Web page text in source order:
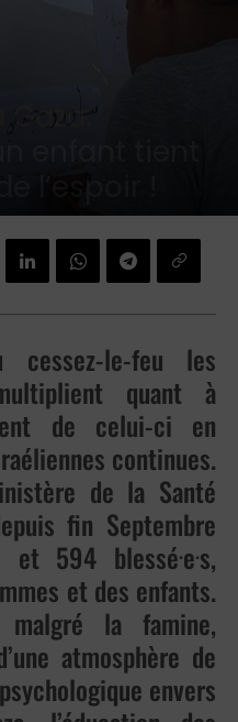
cessez-le-feu les
quant à
de celui-ci en
continues.
de la Santé
fin Septembre
et 594 blessé.e.s,
et des enfants.
la famine,
atmosphère de
envers